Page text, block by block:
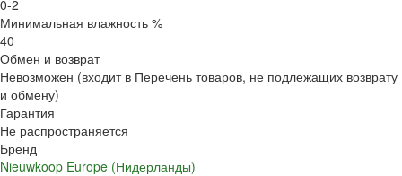
0-2
Минимальная влажность %
40
Обмен и возврат
Невозможен (входит в Перечень товаров, не подлежащих возврату
и обмену)
Гарантия
Не распространяется
Бренд
Nieuwkoop Europe (Нидерланды)